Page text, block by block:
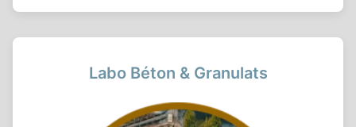
Labo Béton & Granulats